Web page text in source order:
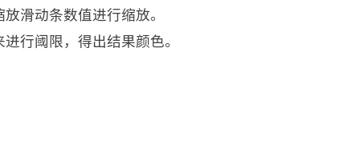
滑动条数值进行缩放。
行阈限，得出结果颜色。